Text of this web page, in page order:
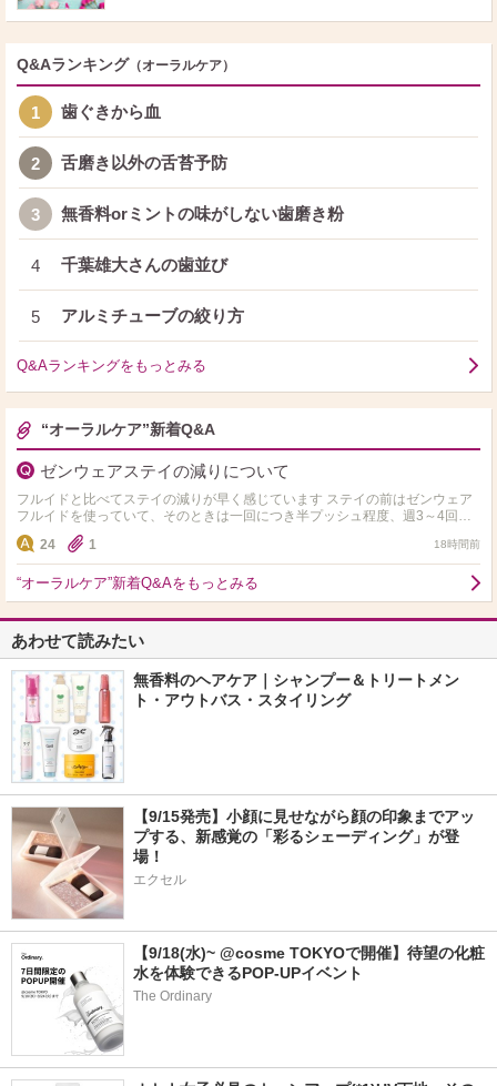
Q&Aランキング （オーラルケア）
1 歯ぐきから血
2 舌磨き以外の舌苔予防
3 無香料orミントの味がしない歯磨き粉
4 千葉雄大さんの歯並び
5 アルミチューブの絞り方
Q&Aランキングをもっとみる
“オーラルケア”新着Q&A
ゼンウェアステイの減りについて
フルイドと比べてステイの減りが早く感じています ステイの前はゼンウェア
フルイドを使っていて、そのときは一回につき半プッシュ程度、週3～4回ほ
どお化粧をしていて1年半たっても4分の1ほど残って…
24 1 18時間前
“オーラルケア”新着Q&Aをもっとみる
あわせて読みたい
無香料のヘアケア｜シャンプー＆トリートメン
ト・アウトバス・スタイリング
【9/15発売】小顔に見せながら顔の印象までアッ
プする、新感覚の「彩るシェーディング」が登
場！
エクセル
【9/18(水)~ @cosme TOKYOで開催】待望の化粧
水を体験できるPOP-UPイベント
The Ordinary